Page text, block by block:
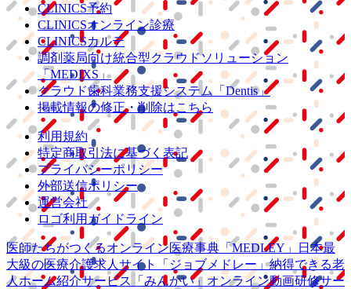
CLINICS予約
CLINICSオンライン診療
CLINICSカルテ
調剤薬局向け統合型クラウドソリューション
「MEDIXS」
クラウド歯科業務支援システム
「Dentis」
掲載情報の修正・削除はこちら
利用規約
特定商取引法に基づく表記
プライバシーポリシー
外部送信ポリシー
運営会社
ロゴ利用ガイドライン
医師たちがつくるオンライン医療事典 「MEDLEY」
日本最
大級の医療介護求人サイト 「ジョブメドレー」納得できる老
人ホーム紹介サービス
「みんかい」 オンライン動画研修サー